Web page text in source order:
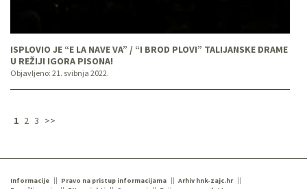
ISPLOVIO JE “E LA NAVE VA” / “I BROD PLOVI” TALIJANSKE DRAME
U REŽIJI IGORA PISONA!
Objavljeno: 21. svibnja 2022.
1 2 3 >>
Informacije Pravo na pristup informacijama
Arhiv hnk-zajc.hr